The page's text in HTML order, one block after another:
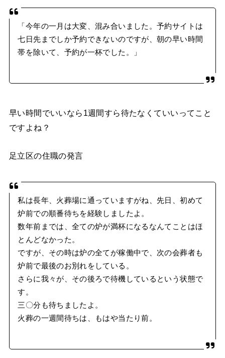
「今年の一月は大変、混み合いました。予約サイトは
七日先までしか予約できないのですが、朝の早い時間
帯を除いて、予約が一杯でした。」
早い時間でいいなら1週間すら待たなくていいってこと
ですよね？
足立区の住職の発言
私は長年、火葬場に通っていますがね、先日、初めて
炉前での順番待ちを経験しましたよ。
数年前までは、全ての炉が満杯になるなんてことはほ
とんどなかった。
ですが、その時は炉の全てが稼働中で、次の会葬者も
炉前で最後のお別れをしている。
さらに我々が、その後ろで待機しているという状態で
す。
三〇分も待ちましたよ。
火葬の一週間待ちは、もはや当たり前。